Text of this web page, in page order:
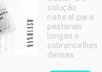
solução
natural para
pestanas
longas e
sobrancelhas
densas